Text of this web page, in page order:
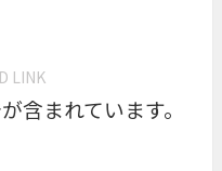
LINK
含まれています。